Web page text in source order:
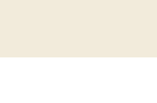
牛久市 阿見町